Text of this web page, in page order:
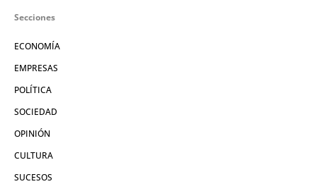
Secciones
ECONOMÍA
EMPRESAS
POLÍTICA
SOCIEDAD
OPINIÓN
CULTURA
SUCESOS